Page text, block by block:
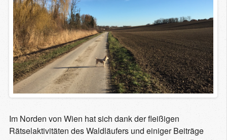
Im Norden von Wien hat sich dank der fleißigen
Rätselaktivitäten des Waldläufers und einiger Beiträge